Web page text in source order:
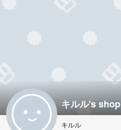
キルル's shop
キルル